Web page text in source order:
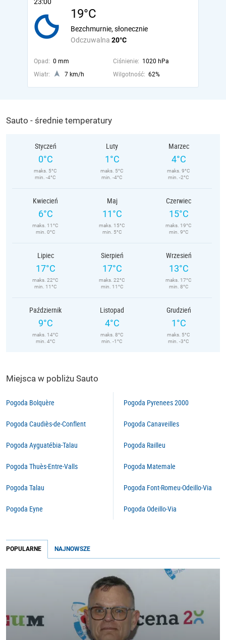
19°C
Odczuwalna 20°C
Bezchmurnie, słonecznie
Opad: 0 mm Ciśnienie: 1020 hPa
Wiatr:
7 km/h Wilgotność: 62%
Sauto - średnie temperatury
Styczeń
0°C
maks. 5°C
min. -4°C
Luty
1°C
maks. 5°C
min. -4°C
Marzec
4°C
maks. 9°C
min. -2°C
Kwiecień
6°C
maks. 11°C
min. 0°C
Maj
11°C
maks. 15°C
min. 5°C
Czerwiec
15°C
maks. 19°C
min. 9°C
Lipiec
17°C
maks. 22°C
min. 11°C
Sierpień
17°C
maks. 22°C
min. 11°C
Wrzesień
13°C
maks. 17°C
min. 8°C
Październik
9°C
maks. 14°C
min. 4°C
Listopad
4°C
maks. 8°C
min. -1°C
Grudzień
1°C
maks. 5°C
min. -3°C
Miejsca w pobliżu Sauto
Pogoda Bolquère
Pogoda Caudiès-de-Conflent
Pogoda Ayguatébia-Talau
Pogoda Thuès-Entre-Valls
Pogoda Talau
Pogoda Eyne
Pogoda Pyrenees 2000
Pogoda Canaveilles
Pogoda Railleu
Pogoda Matemale
Pogoda Font-Romeu-Odeillo-Via
Pogoda Odeillo-Via
POPULARNE NAJNOWSZE